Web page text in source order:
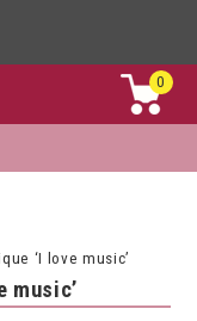
0
‘I love music’
music’